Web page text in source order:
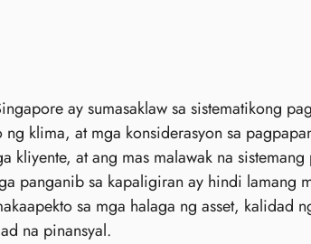
ay sumasaklaw sa sistematikong
klima, at mga konsiderasyon sa
kliyente, at ang mas malawak na
panganib sa kapaligiran ay hindi lamang
sa mga halaga ng asset, kalidad
na pinansyal.